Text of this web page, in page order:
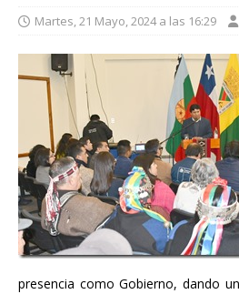
Martes, 21 Mayo, 2024 a las 16:29
presencia como Gobierno, dando